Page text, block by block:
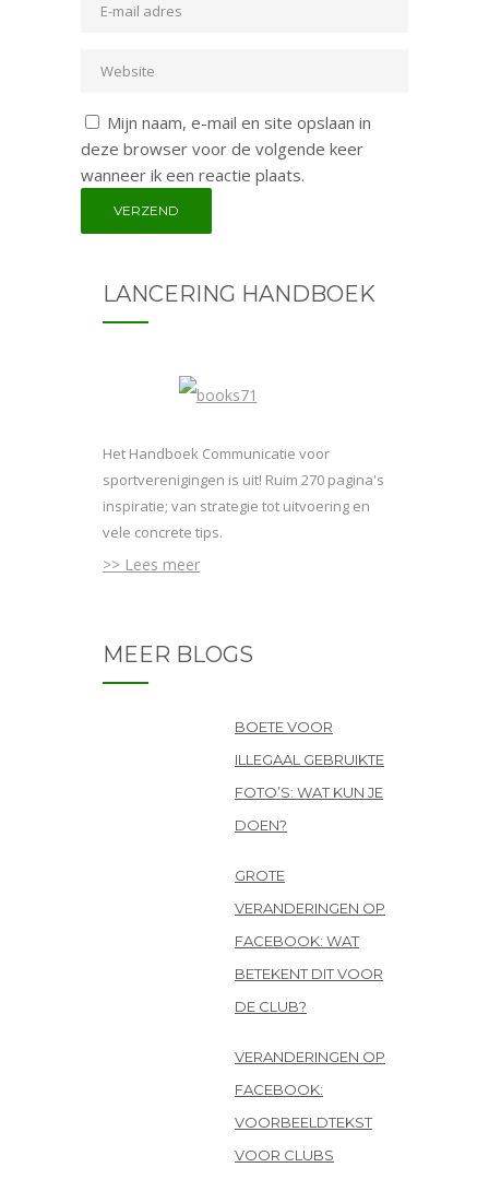
Mijn naam, e-mail en site opslaan in
deze browser voor de volgende keer
wanneer ik een reactie plaats.
LANCERING HANDBOEK
Het Handboek Communicatie voor
sportverenigingen is uit! Ruim 270 pagina's
inspiratie; van strategie tot uitvoering en
vele concrete tips.
>> Lees meer
MEER BLOGS
BOETE VOOR
ILLEGAAL GEBRUIKTE
FOTO’S: WAT KUN JE
DOEN?
GROTE
VERANDERINGEN OP
FACEBOOK: WAT
BETEKENT DIT VOOR
DE CLUB?
VERANDERINGEN OP
FACEBOOK:
VOORBEELDTEKST
VOOR CLUBS